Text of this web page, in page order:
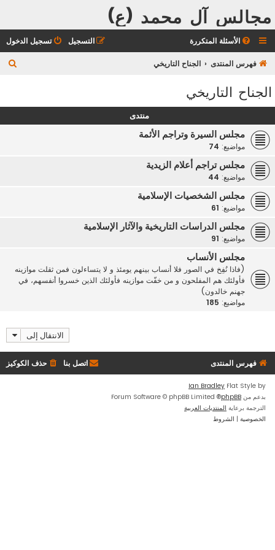
مجالس آل محمد (ع)
الأسئلة المتكررة تسجيل الدخول التسجيل
فهرس المنتدى الجناح التاريخي
الجناح التاريخي
منتدى
مجلس السيرة وتراجم الأئمة
مواضيع: 74
مجلس تراجم أعلام الزيدية
مواضيع: 44
مجلس الشخصيات الإسلامية
مواضيع: 61
مجلس الدراسات التاريخية والآثار الإسلامية
مواضيع: 91
مجلس الأنساب
(فاذا نُفِخ في الصور فلا أنساب بينهم يومئذ و لا يتساءلون فمن ثقلت موازينه
فأولئك هم المفلحون و من خفّت موازينه فأولئك الذين خسروا أنفسهم، في
جهنم خالدون)
مواضيع: 185
الانتقال إلى
فهرس المنتدى حذف الكوكيز اتصل بنا
Flat Style by
Ian Bradley
بدعم من phpBB
® Forum Software © phpBB Limited
الترجمة برعاية المنتديات العربية
الخصوصية | الشروط